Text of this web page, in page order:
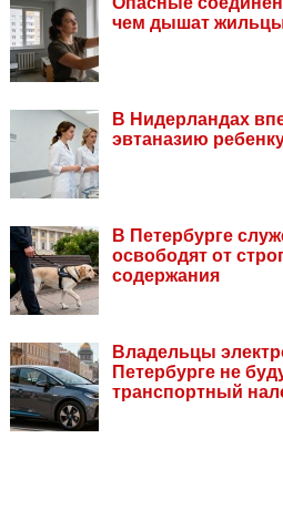
чем дышат
В Нидерландах
эвтаназию
В Петербурге
освободят от
содержания
Владельцы
Петербурге не
транспортный